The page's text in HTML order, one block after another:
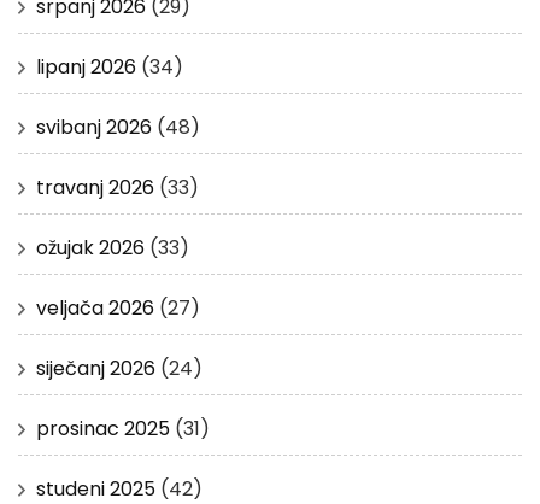
srpanj 2026 (29)
lipanj 2026 (34)
svibanj 2026 (48)
travanj 2026 (33)
ožujak 2026 (33)
veljača 2026 (27)
siječanj 2026 (24)
prosinac 2025 (31)
studeni 2025 (42)